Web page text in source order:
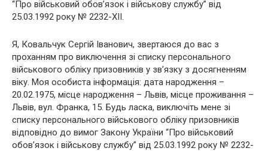
“Про військовий обов’язок і військову службу” від
25.03.1992 року № 2232-XII.
Я, Ковальчук Сергій Іванович, звертаюся до вас з
проханням про виключення зі списку персонального
військового обліку призовників у зв’язку з досягненням
віку. Моя особиста інформація: дата народження –
20.02.1975, місце народження – Львів, місце проживання –
Львів, вул. Франка, 15. Будь ласка, виключіть мене зі
списку персонального військового обліку призовників
відповідно до вимог Закону України “Про військовий
обов’язок і військову службу” від 25.03.1992 року № 2232-